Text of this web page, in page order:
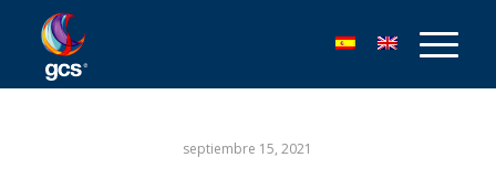
septiembre 15, 2021